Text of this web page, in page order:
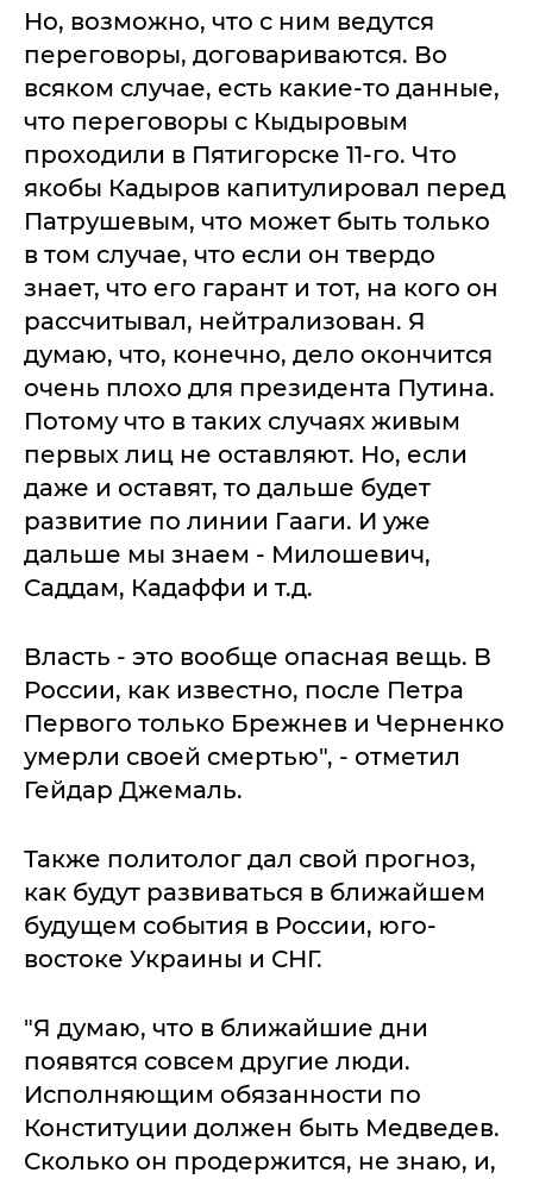
Но, возможно, что с ним ведутся
переговоры, договариваются. Во
всяком случае, есть какие-то данные,
что переговоры с Кыдыровым
проходили в Пятигорске 11-го. Что
якобы Кадыров капитулировал перед
Патрушевым, что может быть только
в том случае, что если он твердо
знает, что его гарант и тот, на кого он
рассчитывал, нейтрализован. Я
думаю, что, конечно, дело окончится
очень плохо для президента Путина.
Потому что в таких случаях живым
первых лиц не оставляют. Но, если
даже и оставят, то дальше будет
развитие по линии Гааги. И уже
дальше мы знаем - Милошевич,
Саддам, Кадаффи и т.д.
Власть - это вообще опасная вещь. В
России, как известно, после Петра
Первого только Брежнев и Черненко
умерли своей смертью", - отметил
Гейдар Джемаль.
Также политолог дал свой прогноз,
как будут развиваться в ближайшем
будущем события в России, юго-
востоке Украины и СНГ.
"Я думаю, что в ближайшие дни
появятся совсем другие люди.
Исполняющим обязанности по
Конституции должен быть Медведев.
Сколько он продержится, не знаю, и,